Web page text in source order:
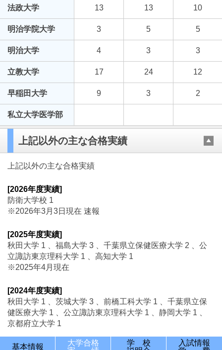
法政大学 13 13 10
明治学院大学 3 5 5
明治大学 4 3 3
立教大学 17 24 12
早稲田大学 9 3 2
私立大学医学部
上記以外の主な合格実績
上記以外の主な合格実績
[2026年度実績]
防衛大学校 1
※2026年3月3日現在 速報
[2025年度実績]
秋田大学 1 、福島大学 3 、千葉県立保健医療大学 2 、公
立諏訪東京理科大学 1 、高知大学 1
※2025年4月現在
[2024年度実績]
秋田大学 1 、茨城大学 3 、前橋工科大学 1 、千葉県立保
健医療大学 1 、公立諏訪東京理科大学 1 、静岡大学 1 、
京都府立大学 1
基本情報
大学合格
学 校
入試情報